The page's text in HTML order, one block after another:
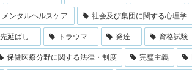
メンタルヘルスケア 社会及び集団に関する心理学
先延ばし トラウマ 発達 資格試験
保健医療分野に関する法律・制度 完璧主義